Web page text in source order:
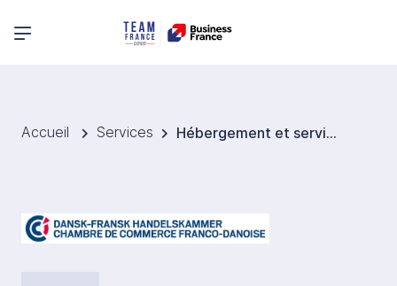
Menu principal
Accueil Services Hébergement et services associés Danemark - Chambre de Commerce franco-danoise (CCFD)